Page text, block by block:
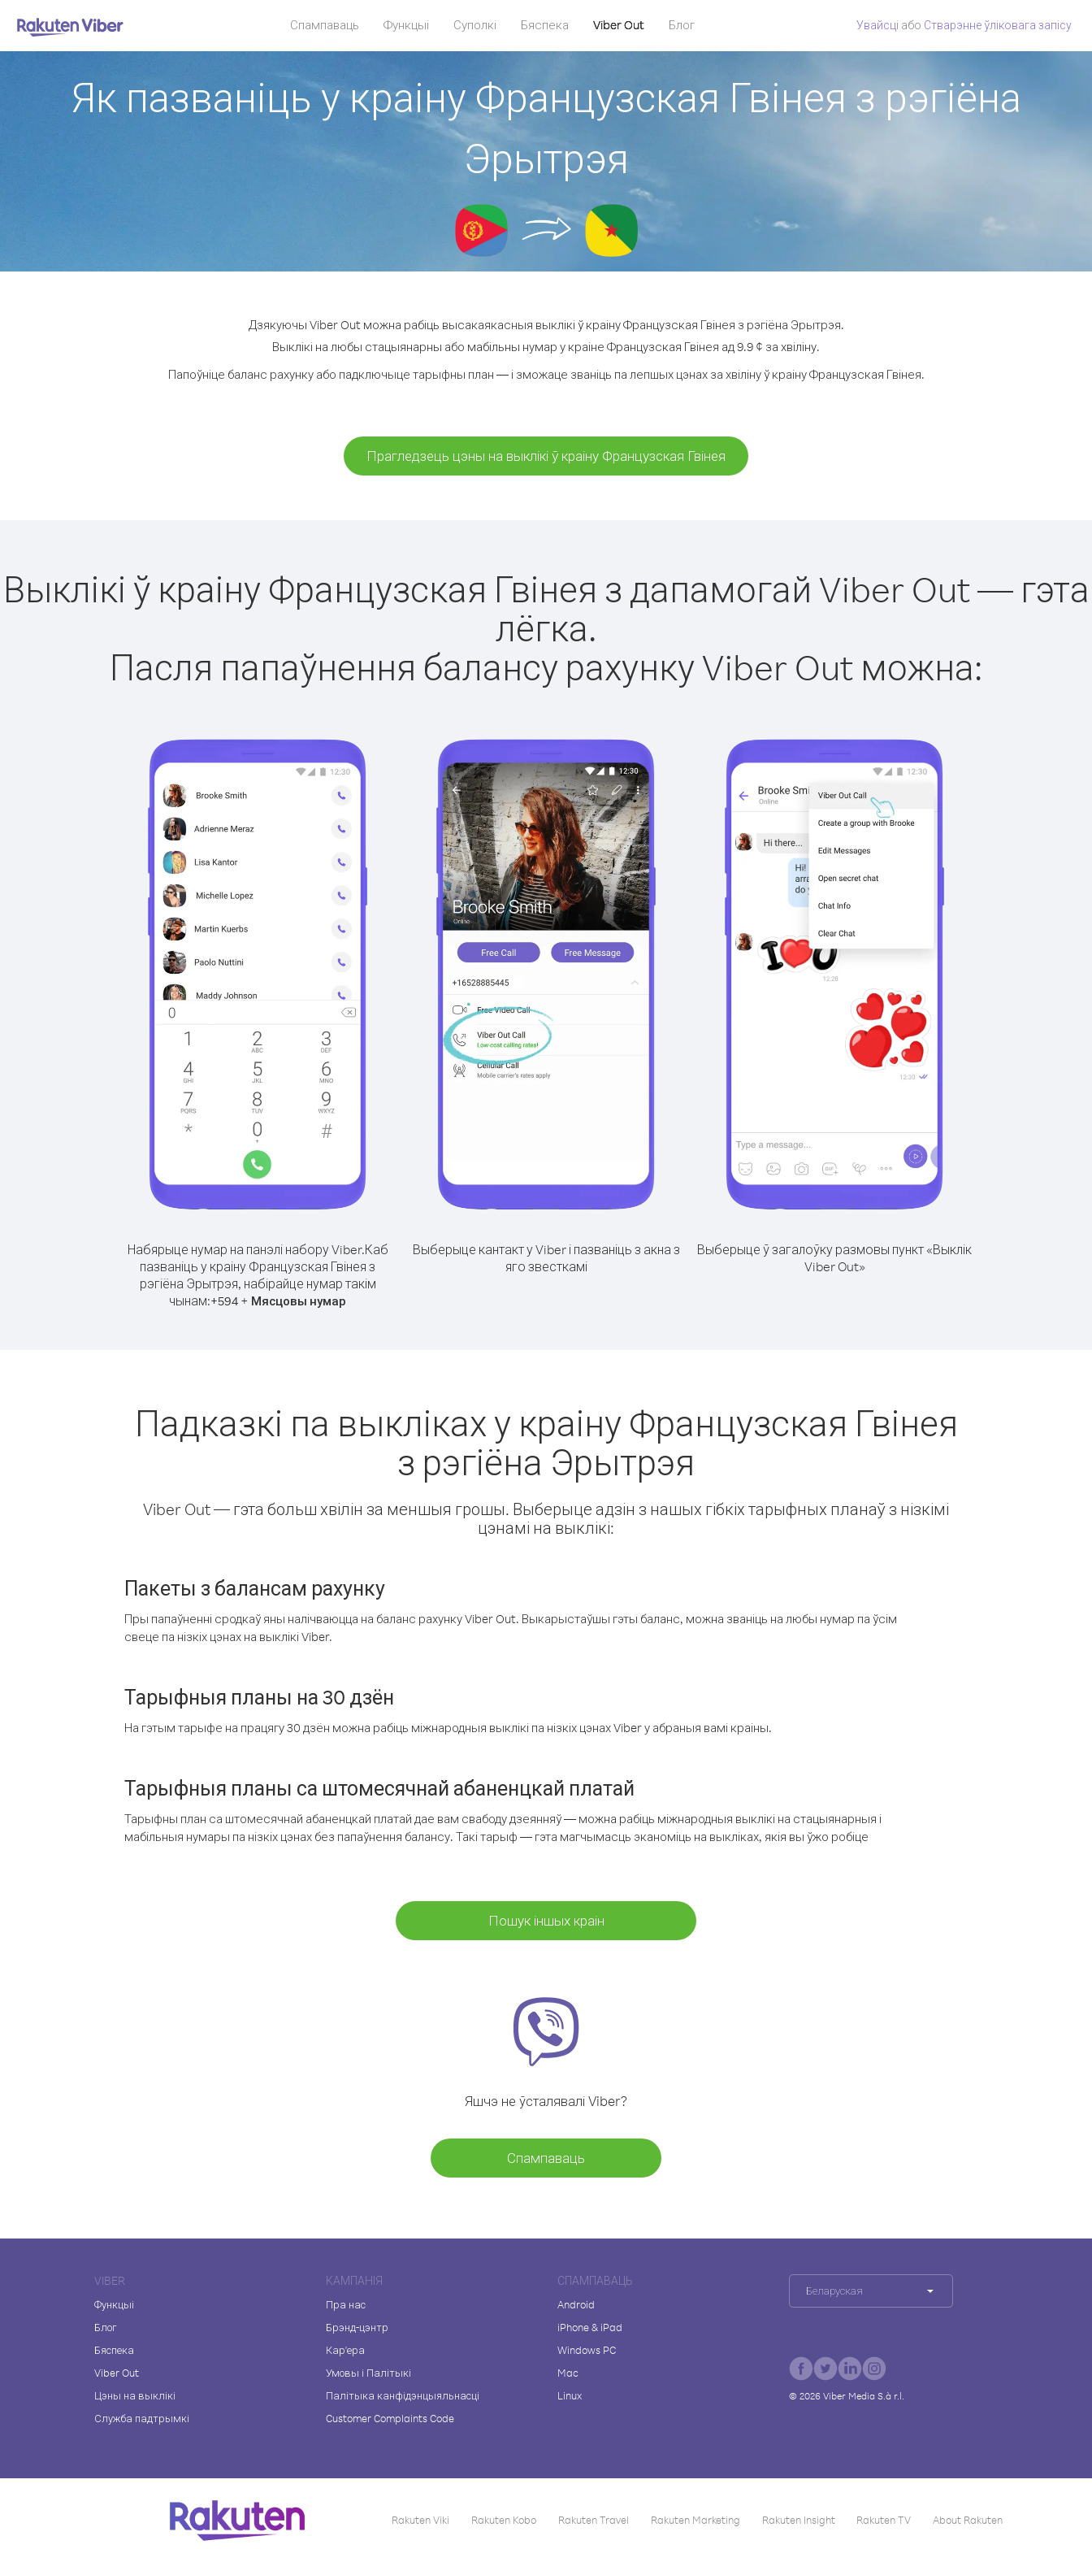
Спампаваць Функцыі Суполкі Бяспека Viber Out Блог Увайсці або Стварэнне ўліковага запісу
Як пазваніць у краіну Французская Гвінея з рэгіёна
Эрытрэя
Дзякуючы Viber Out можна рабіць высакаякасныя выклікі ў краіну Французская Гвінея з рэгіёна Эрытрэя.
Выклікі на любы стацыянарны або мабільны нумар у краіне Французская Гвінея ад 9.9 ¢ за хвіліну.
Папоўніце баланс рахунку або падключыце тарыфны план — і зможаце званіць па лепшых цэнах за хвіліну ў краіну Французская Гвінея.
Прагледзець цэны на выклікі ў краіну Французская Гвінея
Выклікі ў краіну Французская Гвінея з дапамогай Viber Out — гэта
лёгка.
Пасля папаўнення балансу рахунку Viber Out можна:
Набярыце нумар на панэлі набору Viber.Каб
пазваніць у краіну Французская Гвінея з
рэгіёна Эрытрэя, набірайце нумар такім
чынам:+594 + Мясцовы нумар
Выберыце кантакт у Viber і пазваніць з акна з
яго звесткамі
Выберыце ў загалоўку размовы пункт «Выклік
Viber Out»
Падказкі па выкліках у краіну Французская Гвінея
з рэгіёна Эрытрэя
Viber Out — гэта больш хвілін за меншыя грошы. Выберыце адзін з нашых гібкіх тарыфных планаў з нізкімі
цэнамі на выклікі:
Пакеты з балансам рахунку
Пры папаўненні сродкаў яны налічваюцца на баланс рахунку Viber Out. Выкарыстаўшы гэты баланс, можна званіць на любы нумар па ўсім
свеце па нізкіх цэнах на выклікі Viber.
Тарыфныя планы на 30 дзён
На гэтым тарыфе на працягу 30 дзён можна рабіць міжнародныя выклікі па нізкіх цэнах Viber у абраныя вамі краіны.
Тарыфныя планы са штомесячнай абаненцкай платай
Тарыфны план са штомесячнай абаненцкай платай дае вам свабоду дзеянняў — можна рабіць міжнародныя выклікі на стацыянарныя і
мабільныя нумары па нізкіх цэнах без папаўнення балансу. Такі тарыф — гэта магчымасць эканоміць на выкліках, якія вы ўжо робіце
Пошук іншых краін
Яшчэ не ўсталявалі Viber?
Спампаваць
VIBER
Функцыі
Блог
Бяспека
Viber Out
Цэны на выклікі
Служба падтрымкі
КАМПАНІЯ
Пра нас
Брэнд-цэнтр
Кар'ера
Умовы і Палітыкі
Палітыка канфідэнцыяльнасці
Customer Complaints Code
СПАМПАВАЦЬ
Android
iPhone & iPad
Windows PC
Mac
Linux
Беларуская
© 2026 Viber Media S.à r.l.
Rakuten Viki Rakuten Kobo Rakuten Travel Rakuten Marketing Rakuten Insight Rakuten TV About Rakuten